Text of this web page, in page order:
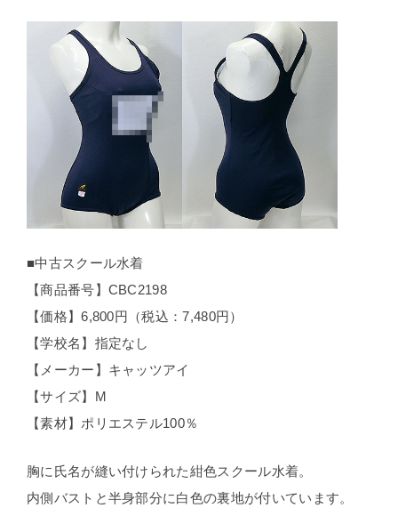
■中古スクール水着
【商品番号】CBC2198
【価格】6,800円（税込：7,480円）
【学校名】指定なし
【メーカー】キャッツアイ
【サイズ】M
【素材】ポリエステル100％
胸に氏名が縫い付けられた紺色スクール水着。
内側バストと半身部分に白色の裏地が付いています。